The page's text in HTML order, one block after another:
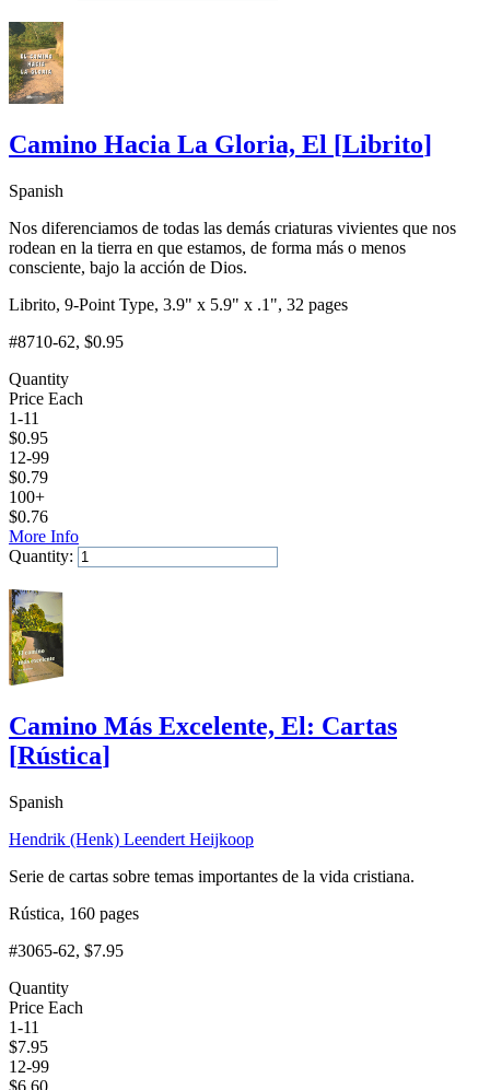
Camino Hacia La Gloria, El [Librito]
Spanish
Nos diferenciamos de todas las demás criaturas vivientes que nos
rodean en la tierra en que estamos, de forma más o menos
consciente, bajo la acción de Dios.
Librito, 9-Point Type, 3.9" x 5.9" x .1", 32 pages
#8710-62, $0.95
Quantity
Price Each
1-11
$0.95
12-99
$0.79
100+
$0.76
More Info
Quantity:
Camino Más Excelente, El: Cartas
[Rústica]
Spanish
Hendrik (Henk) Leendert Heijkoop
Serie de cartas sobre temas importantes de la vida cristiana.
Rústica, 160 pages
#3065-62, $7.95
Quantity
Price Each
1-11
$7.95
12-99
$6.60